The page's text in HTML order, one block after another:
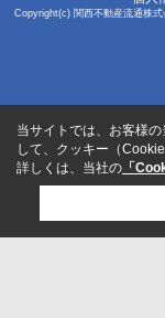
Copyright(c) 関西不動
当サイトでは、お客様
して、クッキー（
詳しくは、当社の 「